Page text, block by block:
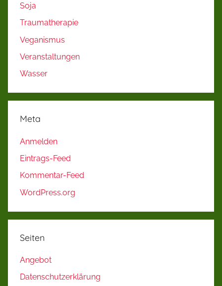
Soja
Traumatherapie
Veganismus
Veranstaltungen
Wasser
Meta
Anmelden
Eintrags-Feed
Kommentar-Feed
WordPress.org
Seiten
Angebot
Datenschutzerklärung